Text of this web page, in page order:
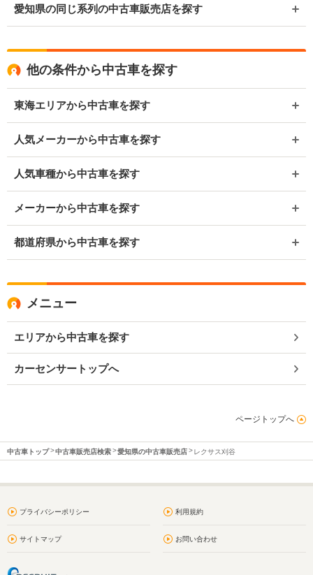
愛知県の同じ系列の中古車販売店を探す
他の条件から中古車を探す
東海エリアから中古車を探す
人気メーカーから中古車を探す
人気車種から中古車を探す
メーカーから中古車を探す
都道府県から中古車を探す
メニュー
エリアから中古車を探す
カーセンサートップへ
ページトップへ
中古車トップ 中古車販売店検索 愛知県の中古車販売店 レクサス刈谷
プライバシーポリシー 利用規約
サイトマップ お問い合わせ